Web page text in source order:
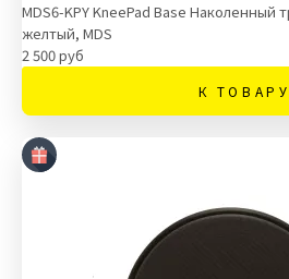
MDS6-KPY KneePad Base Наколенный
желтый, MDS
2 500 руб
К ТОВАРУ